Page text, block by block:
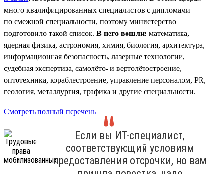
много квалифицированных специалистов с дипломами
по смежной специальности, поэтому министерство
подготовило такой список. В него вошли: математика,
ядерная физика, астрономия, химия, биология, архитектура,
информационная безопасность, лазерные технологии,
судебная экспертиза, самолёто- и вертолётостроение,
оптотехника, кораблестроение, управление персоналом, PR,
геология, металлургия, графика и другие специальности.
Смотреть полный перечень
Если вы ИТ-специалист,
соответствующий условиям
предоставления отсрочки, но вам